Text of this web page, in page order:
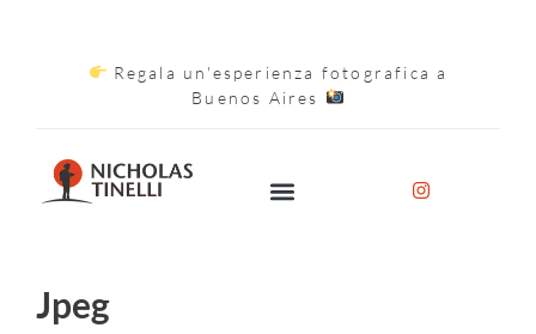
Regala un'esperienza fotografica a
Buenos Aires
Jpeg